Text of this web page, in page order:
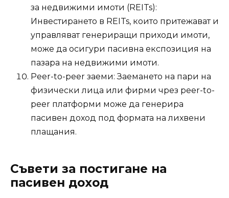
за недвижими имоти (REITs):
Инвестирането в REITs, които притежават и
управляват генериращи приходи имоти,
може да осигури пасивна експозиция на
пазара на недвижими имоти.
Peer-to-peer заеми: Заемането на пари на
физически лица или фирми чрез peer-to-
peer платформи може да генерира
пасивен доход под формата на лихвени
плащания.
Съвети за постигане на
пасивен доход